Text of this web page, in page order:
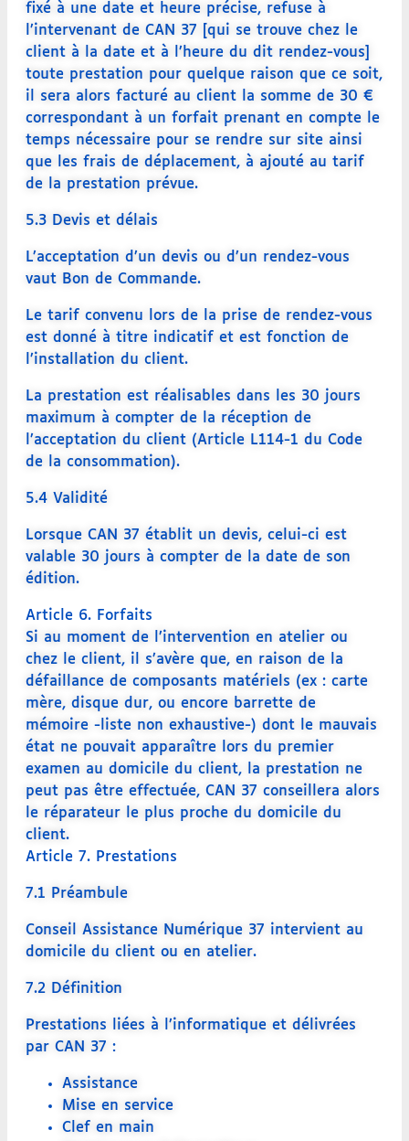
fixé à une date et heure précise, refuse à
l’intervenant de CAN 37 [qui se trouve chez le
client à la date et à l’heure du dit rendez-vous]
toute prestation pour quelque raison que ce soit,
il sera alors facturé au client la somme de 30 €
correspondant à un forfait prenant en compte le
temps nécessaire pour se rendre sur site ainsi
que les frais de déplacement, à ajouté au tarif
de la prestation prévue.
5.3 Devis et délais
L’acceptation d’un devis ou d’un rendez-vous
vaut Bon de Commande.
Le tarif convenu lors de la prise de rendez-vous
est donné à titre indicatif et est fonction de
l’installation du client.
La prestation est réalisables dans les 30 jours
maximum à compter de la réception de
l’acceptation du client (Article L114-1 du Code
de la consommation).
5.4 Validité
Lorsque CAN 37 établit un devis, celui-ci est
valable 30 jours à compter de la date de son
édition.
Article 6. Forfaits
Si au moment de l’intervention en atelier ou
chez le client, il s’avère que, en raison de la
défaillance de composants matériels (ex : carte
mère, disque dur, ou encore barrette de
mémoire -liste non exhaustive-) dont le mauvais
état ne pouvait apparaître lors du premier
examen au domicile du client, la prestation ne
peut pas être effectuée, CAN 37 conseillera alors
le réparateur le plus proche du domicile du
client.
Article 7. Prestations
7.1 Préambule
Conseil Assistance Numérique 37 intervient au
domicile du client ou en atelier.
7.2 Définition
Prestations liées à l’informatique et délivrées
par CAN 37 :
Assistance
Mise en service
Clef en main